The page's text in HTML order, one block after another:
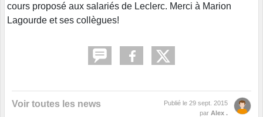
cours proposé aux salariés de Leclerc. Merci à Marion
Lagourde et ses collègues!
Voir toutes les news Publié le 29 sept. 2015
par Alex .